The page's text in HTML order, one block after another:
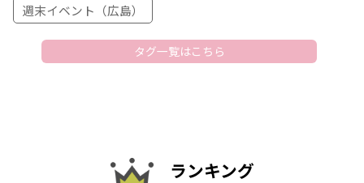
週末イベント（広島）
タグ一覧はこちら
ランキング